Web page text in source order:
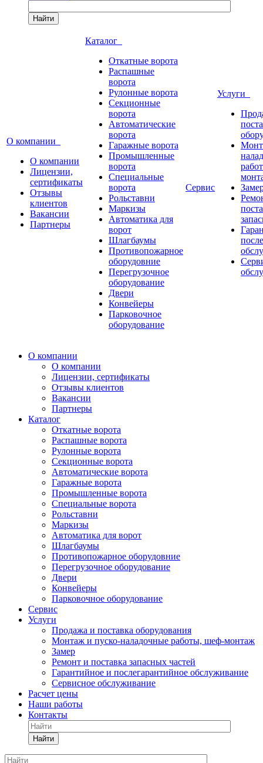
Найти
О компании
О компании
Лицензии,
сертификаты
Отзывы
клиентов
Вакансии
Партнеры
Каталог
Откатные ворота
Распашные
ворота
Рулонные ворота
Секционные
ворота
Автоматические
ворота
Гаражные ворота
Промышленные
ворота
Специальные
ворота
Рольставни
Маркизы
Автоматика для
ворот
Шлагбаумы
Противопожарное
оборудовние
Перегрузочное
оборудование
Двери
Конвейеры
Парковочное
оборудование
Сервис
Услуги
О компании
О компании
Лицензии, сертификаты
Отзывы клиентов
Вакансии
Партнеры
Каталог
Откатные ворота
Распашные ворота
Рулонные ворота
Секционные ворота
Автоматические ворота
Гаражные ворота
Промышленные ворота
Специальные ворота
Рольставни
Маркизы
Автоматика для ворот
Шлагбаумы
Противопожарное оборудовние
Перегрузочное оборудование
Двери
Конвейеры
Парковочное оборудование
Сервис
Услуги
Продажа и поставка оборудования
Монтаж и пуско-наладочные работы, шеф-монтаж
Замер
Ремонт и поставка запасных частей
Гарантийное и послегарантийное обслуживание
Сервисное обслуживание
Расчет цены
Наши работы
Контакты
Найти